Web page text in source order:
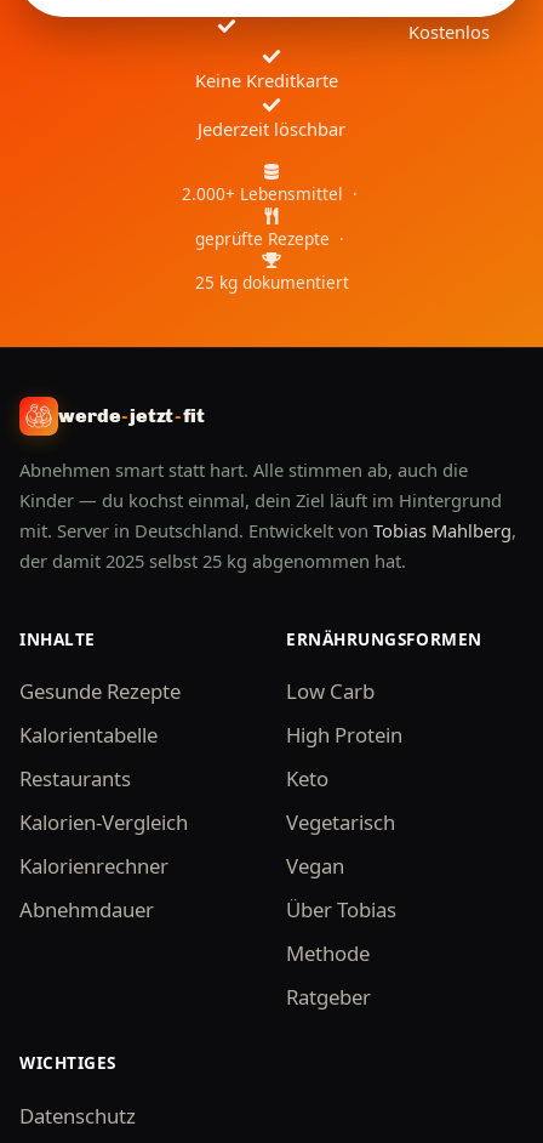
Kostenlos
Keine Kreditkarte
Jederzeit löschbar
2.000+ Lebensmittel ·
geprüfte Rezepte ·
25 kg dokumentiert
werde-jetzt-fit
Abnehmen smart statt hart. Alle stimmen ab, auch die
Kinder — du kochst einmal, dein Ziel läuft im Hintergrund
mit. Server in Deutschland. Entwickelt von Tobias Mahlberg,
der damit 2025 selbst 25 kg abgenommen hat.
INHALTE
Gesunde Rezepte
Kalorientabelle
Restaurants
Kalorien-Vergleich
Kalorienrechner
Abnehmdauer
ERNÄHRUNGSFORMEN
Low Carb
High Protein
Keto
Vegetarisch
Vegan
Über Tobias
Methode
Ratgeber
WICHTIGES
Datenschutz